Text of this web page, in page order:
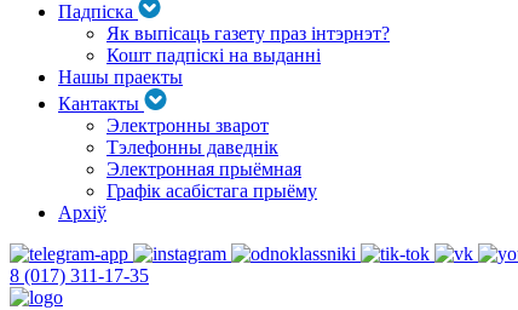
Падпіска
Як выпісаць газету праз інтэрнэт?
Кошт падпіскі на выданні
Нашы праекты
Кантакты
Электронны зварот
Тэлефонны даведнік
Электронная прыёмная
Графік асабістага прыёму
Архіў
8 (017) 311-17-35